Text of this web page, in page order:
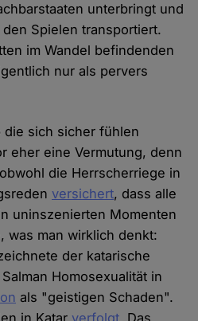
unterbringt und
den Spielen transportiert.
im Wandel befindenden
nur als pervers
die sich sicher fühlen
eher eine Vermutung, denn
die Herrscherriege in
versichert, dass alle
uninszenierten Momenten
was man wirklich denkt:
der katarische
Homosexualität in
als "geistigen Schaden".